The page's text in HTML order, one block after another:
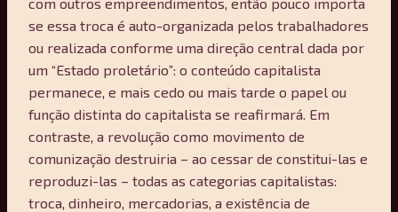
se essa troca é auto-organizada pelos trabalhadores
ou realizada conforme uma direção central dada por
um “Estado proletário”: o conteúdo capitalista
permanece, e mais cedo ou mais tarde o papel ou
função distinta do capitalista se reafirmará. Em
contraste, a revolução como movimento de
comunização destruiria – ao cessar de constitui-las e
reproduzi-las – todas as categorias capitalistas:
troca, dinheiro, mercadorias, a existência de